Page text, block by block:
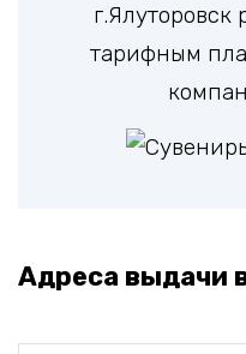
г.Ялуторовск
тарифным
Адреса выдачи